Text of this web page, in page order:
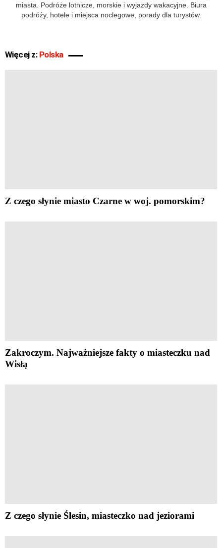
miasta. Podróże lotnicze, morskie i wyjazdy wakacyjne. Biura
podróży, hotele i miejsca noclegowe, porady dla turystów.
Więcej z: Polska
Z czego słynie miasto Czarne w woj. pomorskim?
Zakroczym. Najważniejsze fakty o miasteczku nad
Wisłą
Z czego słynie Ślesin, miasteczko nad jeziorami